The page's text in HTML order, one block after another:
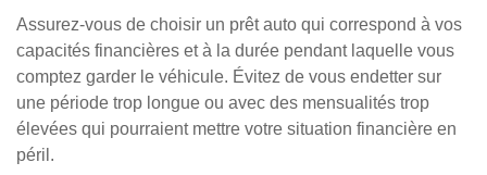
Assurez-vous de choisir un prêt auto qui correspond à vos
capacités financières et à la durée pendant laquelle vous
comptez garder le véhicule. Évitez de vous endetter sur
une période trop longue ou avec des mensualités trop
élevées qui pourraient mettre votre situation financière en
péril.